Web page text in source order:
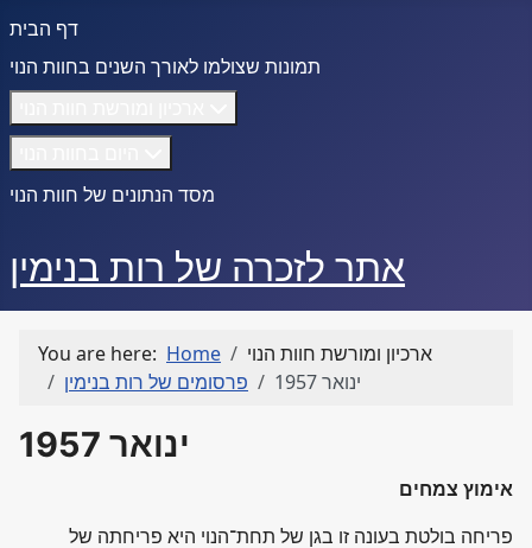
דף הבית
תמונות שצולמו לאורך השנים בחוות הנוי
מסד הנתונים של חוות הנוי
אתר לזכרה של רות בנימין
You are here: Home
ארכיון ומורשת חוות הנוי
פרסומים של רות בנימין
ינואר 1957
ינואר 1957
אימוץ צמחים
פריחה בולטת בעונה זו בגן של תחת־הנוי היא פריחתה של